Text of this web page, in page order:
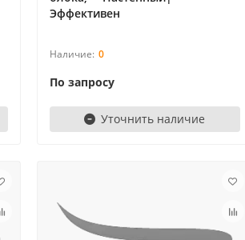
Эффективен
0
По запросу
Уточнить наличие